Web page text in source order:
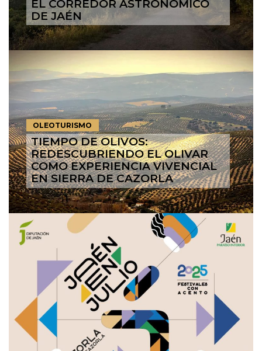
EL CORREDOR ASTRONÓMICO
DE JAÉN
OLEOTURISMO
TIEMPO DE OLIVOS:
REDESCUBRIENDO EL OLIVAR
COMO EXPERIENCIA VIVENCIAL
EN SIERRA DE CAZORLA